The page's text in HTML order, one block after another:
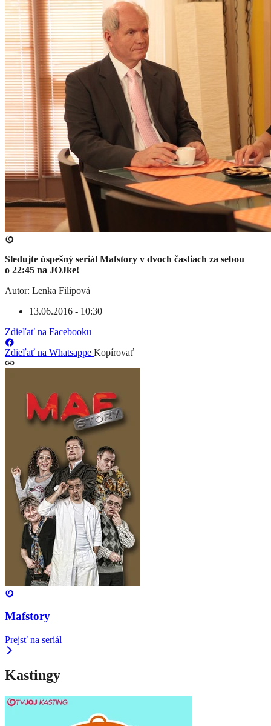
Sledujte úspešný seriál Mafstory v dvoch častiach za sebou
o 22:45 na JOJke!
Autor: Lenka Filipová
13.06.2016 - 10:30
Zdieľať na Facebooku
Zdieľať na Whatsappe Kopírovať
Mafstory
Prejsť na seriál
Kastingy